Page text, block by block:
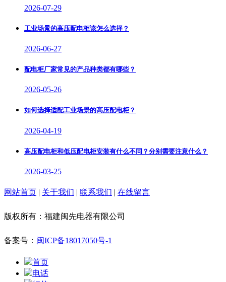
2026-07-29
工业场景的高压配电柜该怎么选择？
2026-06-27
配电柜厂家常见的产品种类都有哪些？
2026-05-26
如何选择适配工业场景的高压配电柜？
2026-04-19
高压配电柜和低压配电柜安装有什么不同？分别需要注意什么？
2026-03-25
网站首页 | 关于我们 | 联系我们 | 在线留言
版权所有：福建闽先电器有限公司
备案号： 闽ICP备18017050号-1
首页
电话